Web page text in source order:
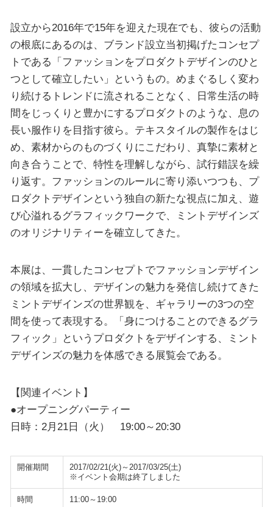
設立から2016年で15年を迎えた現在でも、彼らの活動
の根底にあるのは、ブランド設立当初掲げたコンセプ
トである「ファッションをプロダクトデザインのひと
つとして確立したい」というもの。めまぐるしく変わ
り続けるトレンドに流されることなく、日常生活の時
間をじっくりと豊かにするプロダクトのような、息の
長い服作りを目指す彼ら。テキスタイルの製作をはじ
め、素材からのものづくりにこだわり、真摯に素材と
向き合うことで、特性を理解しながら、試行錯誤を繰
り返す。ファッションのルールに寄り添いつつも、プ
ロダクトデザインという独自の新たな視点に加え、遊
び心溢れるグラフィックワークで、ミントデザインズ
のオリジナリティーを確立してきた。
本展は、一貫したコンセプトでファッションデザイン
の領域を拡大し、デザインの魅力を発信し続けてきた
ミントデザインズの世界観を、ギャラリーの3つの空
間を使って表現する。「身につけることのできるグラ
フィック」というプロダクトをデザインする、ミント
デザインズの魅力を体感できる展覧会である。
【関連イベント】
●オープニングパーティー
日時：2月21日（火） 19:00～20:30
開催期間
2017/02/21(火)～2017/03/25(土)
※イベント会期は終了しました
時間 11:00～19:00